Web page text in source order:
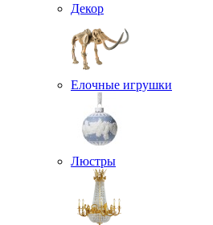
Декор
Елочные игрушки
Люстры